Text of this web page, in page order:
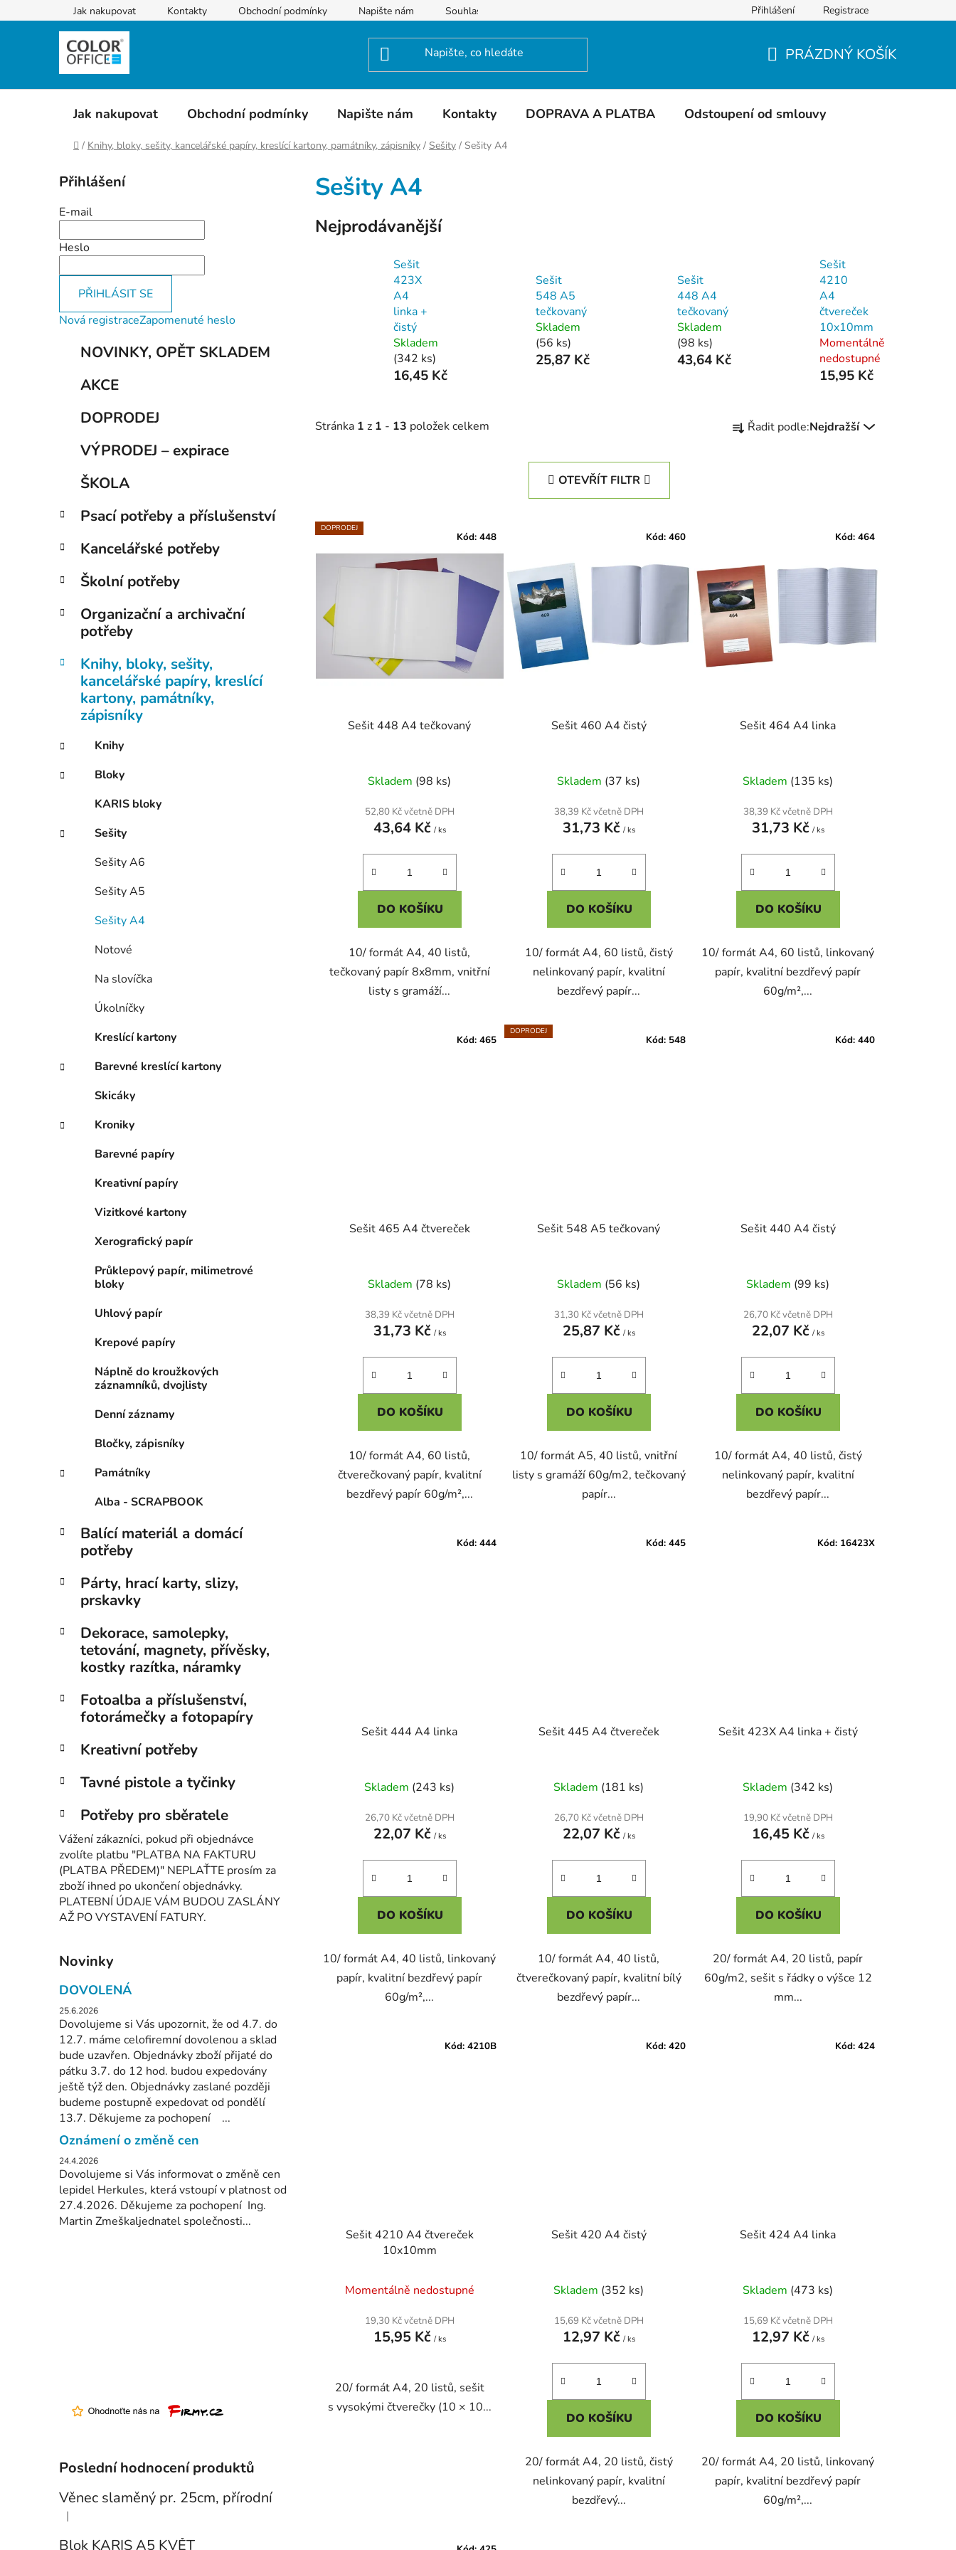
na
Jak nakupovat Kontakty Obchodní podmínky Napište nám Souhlas se zpracováním osobních údajů Hodnocení obchodu
Přihlášení Registrace
KOŠÍK
PRÁZDNÝ KOŠÍK
Jak nakupovat Obchodní podmínky Napište nám Kontakty DOPRAVA A PLATBA Odstoupení od smlouvy
Domů
/ Knihy, bloky, sešity, kancelářské papíry, kreslící kartony, památníky, zápisníky / Sešity / Sešity A4
o
s
t
r
a
n
í
Přihlášení
E-mail
Heslo
PŘIHLÁSIT SE
Nová registraceZapomenuté heslo
Přeskočit
kategorie
NOVINKY, OPĚT SKLADEM
AKCE
DOPRODEJ
VÝPRODEJ – expirace
ŠKOLA
Psací potřeby a příslušenství
Kancelářské potřeby
Školní potřeby
Organizační a archivační
potřeby
Knihy, bloky, sešity,
kancelářské papíry, kreslící
kartony, památníky,
zápisníky
Knihy
Bloky
KARIS bloky
Sešity
Sešity A6
Sešity A5
Sešity A4
Notové
Na slovíčka
Úkolníčky
Kreslící kartony
Barevné kreslící kartony
Skicáky
Kroniky
Barevné papíry
Kreativní papíry
Vizitkové kartony
Xerografický papír
Průklepový papír, milimetrové
bloky
Uhlový papír
Krepové papíry
Náplně do kroužkových
záznamníků, dvojlisty
Denní záznamy
Bločky, zápisníky
Památníky
Alba - SCRAPBOOK
Balící materiál a domácí
potřeby
Párty, hrací karty, slizy,
prskavky
Dekorace, samolepky,
tetování, magnety, přívěsky,
kostky razítka, náramky
Fotoalba a příslušenství,
fotorámečky a fotopapíry
Kreativní potřeby
Tavné pistole a tyčinky
Potřeby pro sběratele
Vážení zákazníci, pokud při objednávce
zvolíte platbu "PLATBA NA FAKTURU
(PLATBA PŘEDEM)" NEPLAŤTE prosím za
zboží ihned po ukončení objednávky.
PLATEBNÍ ÚDAJE VÁM BUDOU ZASLÁNY
AŽ PO VYSTAVENÍ FATURY.
Novinky
DOVOLENÁ
25.6.2026
Dovolujeme si Vás upozornit, že od 4.7. do
12.7. máme celofiremní dovolenou a sklad
bude uzavřen. Objednávky zboží přijaté do
pátku 3.7. do 12 hod. budou expedovány
ještě týž den. Objednávky zaslané později
budeme postupně expedovat od pondělí
13.7. Děkujeme za pochopení ...
Oznámení o změně cen
24.4.2026
Dovolujeme si Vás informovat o změně cen
lepidel Herkules, která vstoupí v platnost od
27.4.2026. Děkujeme za pochopení Ing.
Martin Zmeškaljednatel společnosti...
Poslední hodnocení produktů
Věnec slaměný pr. 25cm, přírodní
Hodnocení produktu je 5 z 5 hvězdiček.
|
Blok KARIS A5 KVĚT
Sešity A4
Nejprodávanější
Sešit
423X
A4
linka +
čistý
Skladem
(342 ks)
16,45 Kč
Sešit
548 A5
tečkovaný
Skladem
(56 ks)
25,87 Kč
Sešit
448 A4
tečkovaný
Skladem
(98 ks)
43,64 Kč
Sešit
4210
A4
čtvereček
10x10mm
Momentálně
nedostupné
15,95 Kč
Stránka 1 z 1 - 13 položek celkem
a
o
d
u
k
t
ů
Řadit podle:Nejdražší
OTEVŘÍT FILTR
V
ý
p
p
DOPRODEJ
Sešit 448 A4 tečkovaný
Skladem (98 ks)
52,80 Kč včetně DPH
43,64 Kč / ks
DO KOŠÍKU
10/ formát A4, 40 listů,
tečkovaný papír 8x8mm, vnitřní
listy s gramáží...
Kód: 448
Sešit 460 A4 čistý
Skladem (37 ks)
38,39 Kč včetně DPH
31,73 Kč / ks
DO KOŠÍKU
10/ formát A4, 60 listů, čistý
nelinkovaný papír, kvalitní
bezdřevý papír...
Kód: 460
Sešit 464 A4 linka
Skladem (135 ks)
38,39 Kč včetně DPH
31,73 Kč / ks
DO KOŠÍKU
10/ formát A4, 60 listů, linkovaný
papír, kvalitní bezdřevý papír
60g/m²,...
Kód: 464
Sešit 465 A4 čtvereček
Skladem (78 ks)
38,39 Kč včetně DPH
31,73 Kč / ks
DO KOŠÍKU
10/ formát A4, 60 listů,
čtverečkovaný papír, kvalitní
bezdřevý papír 60g/m²,...
Kód: 465
DOPRODEJ
Sešit 548 A5 tečkovaný
Skladem (56 ks)
31,30 Kč včetně DPH
25,87 Kč / ks
DO KOŠÍKU
10/ formát A5, 40 listů, vnitřní
listy s gramáží 60g/m2, tečkovaný
papír...
Kód: 548
Sešit 440 A4 čistý
Skladem (99 ks)
26,70 Kč včetně DPH
22,07 Kč / ks
DO KOŠÍKU
10/ formát A4, 40 listů, čistý
nelinkovaný papír, kvalitní
bezdřevý papír...
Kód: 440
Sešit 444 A4 linka
Skladem (243 ks)
26,70 Kč včetně DPH
22,07 Kč / ks
DO KOŠÍKU
10/ formát A4, 40 listů, linkovaný
papír, kvalitní bezdřevý papír
60g/m²,...
Kód: 444
Sešit 445 A4 čtvereček
Skladem (181 ks)
26,70 Kč včetně DPH
22,07 Kč / ks
DO KOŠÍKU
10/ formát A4, 40 listů,
čtverečkovaný papír, kvalitní bílý
bezdřevý papír...
Kód: 445
Sešit 423X A4 linka + čistý
Skladem (342 ks)
19,90 Kč včetně DPH
16,45 Kč / ks
DO KOŠÍKU
20/ formát A4, 20 listů, papír
60g/m2, sešit s řádky o výšce 12
mm...
Kód: 16423X
Sešit 4210 A4 čtvereček
10x10mm
Momentálně nedostupné
19,30 Kč včetně DPH
15,95 Kč / ks
20/ formát A4, 20 listů, sešit
s vysokými čtverečky (10 × 10...
Kód: 4210B
Sešit 420 A4 čistý
Skladem (352 ks)
15,69 Kč včetně DPH
12,97 Kč / ks
DO KOŠÍKU
20/ formát A4, 20 listů, čistý
nelinkovaný papír, kvalitní
bezdřevý...
Kód: 420
Sešit 424 A4 linka
Skladem (473 ks)
15,69 Kč včetně DPH
12,97 Kč / ks
DO KOŠÍKU
20/ formát A4, 20 listů, linkovaný
papír, kvalitní bezdřevý papír
60g/m²,...
Kód: 424